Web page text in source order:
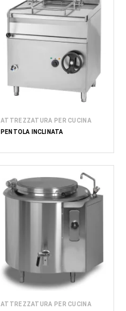
ATTREZZATURA PER CUCINA
PENTOLA INCLINATA
ATTREZZATURA PER CUCINA